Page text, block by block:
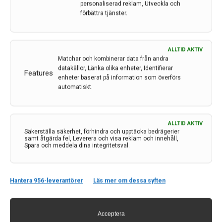
personaliserad reklam, Utveckla och
förbättra tjänster.
Features
ALLTID AKTIV
Matchar och kombinerar data från andra
datakällor, Länka olika enheter, Identifierar
enheter baserat på information som överförs
automatiskt.
Säkerställa säkerhet, förhindra och upptäcka bedrägerier
samt åtgärda fel, Leverera och visa reklam och innehåll,
Spara och meddela dina integritetsval.
ALLTID AKTIV
Hantera 956-leverantörer Läs mer om dessa syften
Acceptera
Intensiv rehabilitering ger förbättringar lång tid